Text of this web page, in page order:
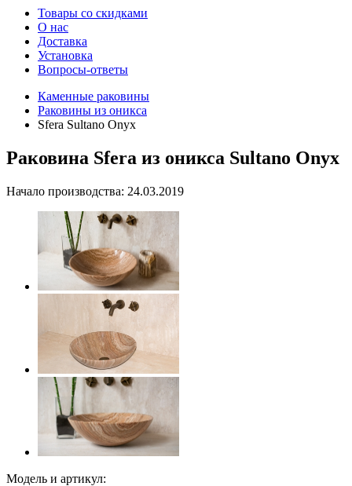
Товары со скидками
О нас
Доставка
Установка
Вопросы-ответы
Каменные раковины
Раковины из оникса
Sfera Sultano Onyx
Раковина Sfera из оникса Sultano Onyx
Начало производства: 24.03.2019
Модель и артикул: